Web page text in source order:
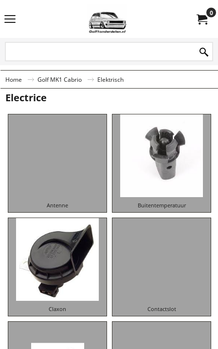
0
Home Golf MK1 Cabrio Elektrisch
Electrice
Antenne Buitentemperatuur
Claxon Contactslot